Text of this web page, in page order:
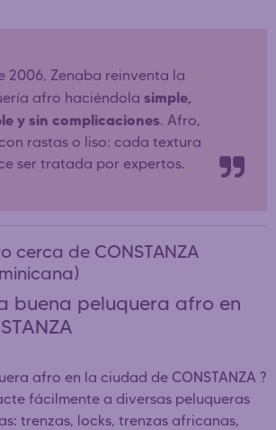
2006, Zenaba reinventa la
afro haciéndola simple,
y sin complicaciones. Afro,
rastas o liso: cada textura
ser tratada por expertos.
cerca de CONSTANZA
buena peluquera afro en
afro en la ciudad de CONSTANZA ?
fácilmente a diversas peluqueras
trenzas, locks, trenzas africanas,